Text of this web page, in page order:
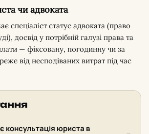
чи адвоката
спеціаліст статус адвоката (право
досвід у потрібній галузі права та
— фіксовану, погодинну чи за
від несподіваних витрат під час
консультація юриста в